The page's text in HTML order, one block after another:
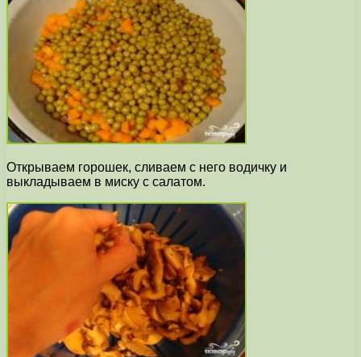
Открываем горошек, сливаем с него водичку и
выкладываем в миску с салатом.